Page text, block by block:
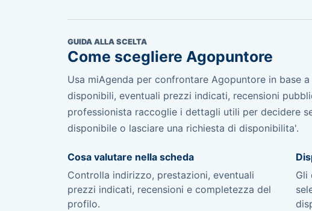
GUIDA ALLA SCELTA
Come scegliere Agopuntore
Usa miAgenda per confrontare Agopuntore in base
disponibili, eventuali prezzi indicati, recensioni
professionista raccoglie i dettagli utili per decidere
disponibile o lasciare una richiesta di disponibilita'.
Cosa valutare nella scheda
Controlla indirizzo, prestazioni, eventuali
prezzi indicati, recensioni e completezza del
profilo.
Gli